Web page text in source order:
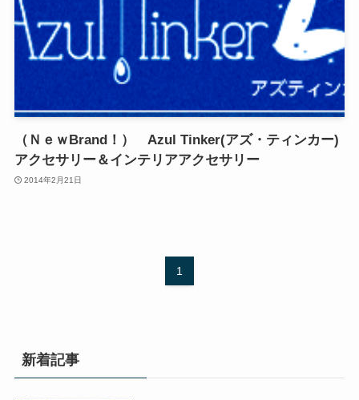
（ＮｅｗBrand！） Azul Tinker(アズ・ティンカー)
アクセサリー＆インテリアアクセサリー
2014年2月21日
1
新着記事